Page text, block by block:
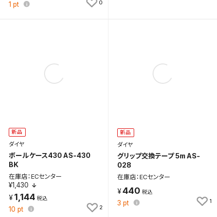
1 pt 0
新品
ダイヤ
ボールケース430 AS-430
BK
在庫店：ECセンター
¥1,430
1,144
10 pt 2
新品
ダイヤ
グリップ交換テープ 5m AS-
028
在庫店：ECセンター
440
3 pt 1